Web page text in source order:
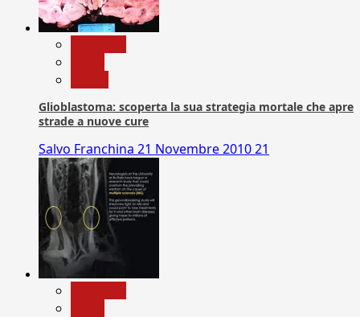
Glioblastoma: scoperta la sua strategia mortale che apre
strade a nuove cure
Salvo Franchina 21 Novembre 201021